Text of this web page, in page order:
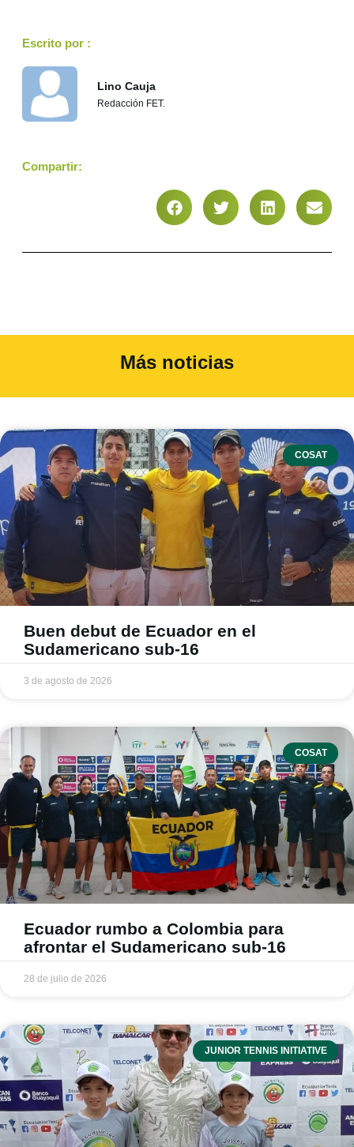
Escrito por :
Lino Cauja
Redacción FET.
Compartir:
Más noticias
COSAT
Buen debut de Ecuador en el
Sudamericano sub-16
3 de agosto de 2026
COSAT
Ecuador rumbo a Colombia para
afrontar el Sudamericano sub-16
28 de julio de 2026
JUNIOR TENNIS INITIATIVE